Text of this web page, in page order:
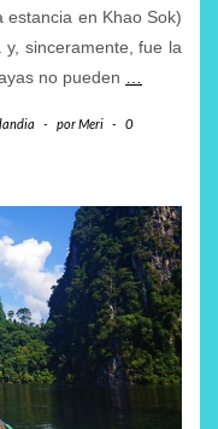
estancia en Khao Sok)
sinceramente, fue la
no pueden
- porMeri -
0